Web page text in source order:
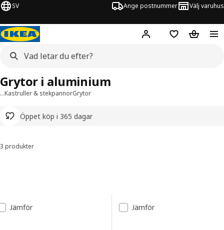
SV Ange postnummer Välj varuhus
Hej! Logga inInköpslistaVarukorg
…Kastruller & stekpannorGrytor
Öppet köp i 365 dagar
Grytor i aluminium
Sortera och filtrera
3 produkter
Lista över resultat
Jämför Jämför